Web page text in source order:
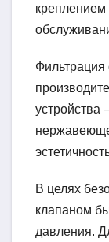
креплением
Фильтрация
устройства
В целях
клапаном
давления.